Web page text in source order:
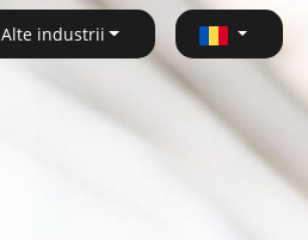
Alte industrii